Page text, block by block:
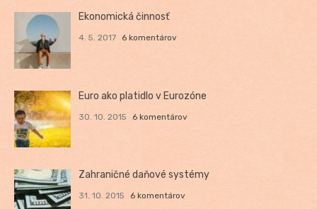
Ekonomická činnosť
4. 5. 2017 6 komentárov
Euro ako platidlo v Eurozóne
30. 10. 2015 6 komentárov
Zahraničné daňové systémy
31. 10. 2015 6 komentárov